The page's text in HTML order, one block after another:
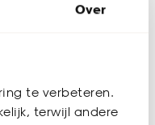
Over
te verbeteren.
terwijl andere
is ideaal voor
dit bamboe rolgordijn
bamboe rolgordijn